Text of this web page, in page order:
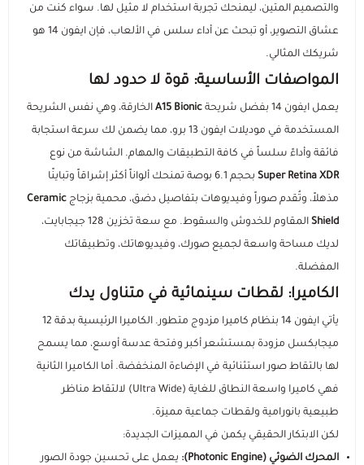
استاندات وقواعد الايبات
ملحقات الايباد
عرض الكل
كفرات ايباد
أقلام ذكية
ايفون 16
ايفون 15
كفرات سامسونج
حامل تثبيت الجوال والكاميرا
بطاريات متنقلة باوربانك
شاحن جداري
شواحن سيارة
شاحن لا سلكي
توصيلات كهربائية
عرض الكل
سماعات أذن لاسلكية
سماعات سلكية
سماعات الرأس
مكبرات الصوت
ميكروفونات احترافية
وصلات ومحولات الصوت
اضاءات تصوير
كاميرات تصوير
راوترات ومودمات منزلية
عرض الكل
راوترات متنقلة
روترات ومودمات منزلية
مقويات إشارة الشبكة
أجهزة المنزل الذكي
كاميرات المراقبة
عرض الكل
داش كام
قواعد تثبيت الجوال للسيارة
شواحن ومحولات السيارة
اشتراكات ومشغلات بطارية السيارة
ملحقات سيارة متعددة
الإكسسوارات والحماية
عرض الكل
بكجات الحماية
عرض الكل
بكجات حماية ايفون
بكجات حماية سامسونج
شاشات الحماية
شاشات حماية ايباد
حماية الكاميرا والعدسات
الألعاب والترفيه
رهيبنا
المنتجات الدراسية والمكتبية
عرض الكل
أدوات مكتبية ذكية
مستلزمات الطلاب
والتصميم المتين، ليمنحك تجربة استخدام لا مثيل لها. سواء كنت من
عشاق التصوير، أو تبحث عن أداء سلس في الألعاب، فإن ايفون 14 هو
شريكك المثالي.
المواصفات الأساسية: قوة لا حدود لها
يعمل ايفون 14 بفضل شريحة A15 Bionicالخارقة، وهي نفس الشريحة
المستخدمة في موديلات ايفون 13 برو، مما يضمن لك سرعة استجابة
فائقة وأداءً سلساً في كافة التطبيقات والمهام. الشاشة من نوع
Super Retina XDR
بحجم 6.1 بوصة تمنحك ألواناً أكثر إشراقاً وتباينًا
مذهلاً، وتُقدم صوراً وفيديوهات بتفاصيل دضق، محمية بزجاجCeramic
Shield
المقاوم للخدوش والسقوط. مع سعة تخزين 128 جيجابايت،
لديك مساحة واسعة لجميع صورك، وفيديوهاتك، وتطبيقاتك
المفضلة.
الكاميرا: لقطات سينمائية في متناول يدك
يأتي ايفون 14 بنظام كاميرا مزدوج متطور. الكاميرا الرئيسية بدقة 12
ميجابكسل مزودة بمستشعر أكبر وفتحة عدسة أوسع، مما يسمح
لها بالتقاط صور استثنائية في الإضاءة المنخفضة. أما الكاميرا الثانية
فهي كاميرا واسعة النطاق للغاية (Ultra Wide) لالتقاط مناظر
طبيعية بانورامية ولقطات جماعية مميزة.
لكن الابتكار الحقيقي يكمن في المميزات الجديدة:
المحرك الضوئي (Photonic Engine):
يعمل على تحسين جودة الصور